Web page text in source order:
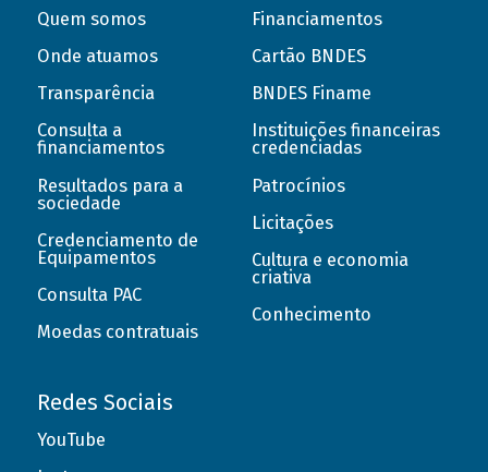
Quem somos
Onde atuamos
Transparência
Consulta a
financiamentos
Resultados para a
sociedade
Credenciamento de
Equipamentos
Consulta PAC
Moedas contratuais
Financiamentos
Cartão BNDES
BNDES Finame
Instituições financeiras
credenciadas
Patrocínios
Licitações
Cultura e economia
criativa
Conhecimento
Redes Sociais
YouTube